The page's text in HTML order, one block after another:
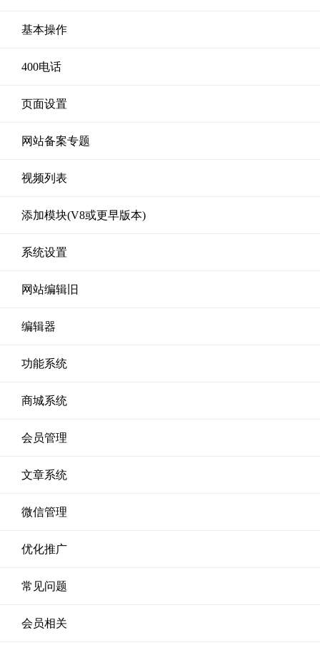
基本操作
400电话
页面设置
网站备案专题
视频列表
添加模块(V8或更早版本)
系统设置
网站编辑旧
编辑器
功能系统
商城系统
会员管理
文章系统
微信管理
优化推广
常见问题
会员相关